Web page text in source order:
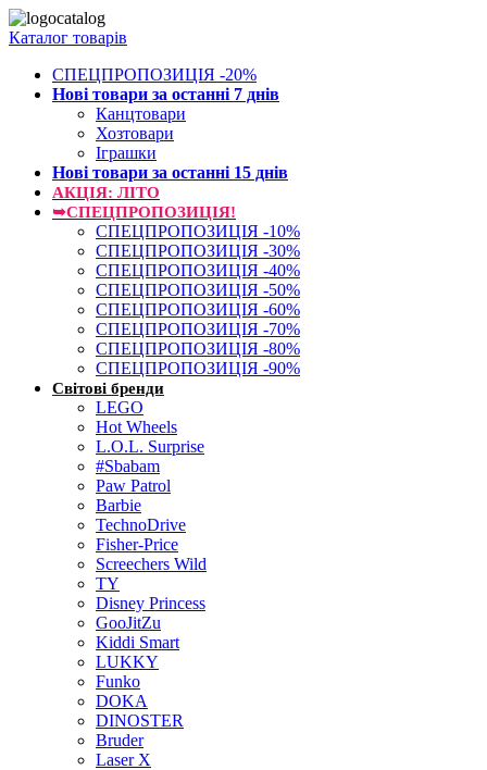
Каталог товарів
СПЕЦПРОПОЗИЦІЯ -20%
Нові товари за останнi 7 днiв
Канцтовари
Хозтовари
Іграшки
Нові товари за останнi 15 днiв
АКЦІЯ: ЛІТО
➥СПЕЦПРОПОЗИЦІЯ!
СПЕЦПРОПОЗИЦІЯ -10%
СПЕЦПРОПОЗИЦІЯ -30%
СПЕЦПРОПОЗИЦІЯ -40%
СПЕЦПРОПОЗИЦІЯ -50%
СПЕЦПРОПОЗИЦІЯ -60%
СПЕЦПРОПОЗИЦІЯ -70%
СПЕЦПРОПОЗИЦІЯ -80%
СПЕЦПРОПОЗИЦІЯ -90%
Світові бренди
LEGO
Hot Wheels
L.O.L. Surprise
#Sbabam
Paw Patrol
Barbie
TechnoDrive
Fisher-Price
Screechers Wild
TY
Disney Princess
GooJitZu
Kiddi Smart
LUKKY
Funko
DOKA
DINOSTER
Bruder
Laser X